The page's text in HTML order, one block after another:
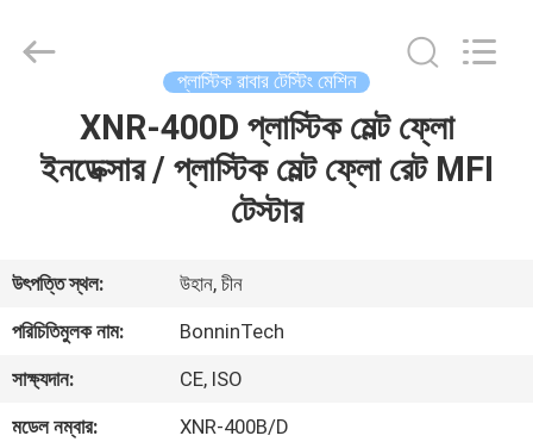
ভিডিও
সম্পর্কে
Rights
প্লাস্টিক রাবার টেস্টিং মেশিন
XNR-400D প্লাস্টিক মেল্ট ফ্লো
ইনডেক্সার / প্লাস্টিক মেল্ট ফ্লো রেট MFI
টেস্টার
উৎপত্তি স্থল:
উহান, চীন
পরিচিতিমুলক নাম:
BonninTech
সাক্ষ্যদান:
CE, ISO
মডেল নম্বার:
XNR-400B/D